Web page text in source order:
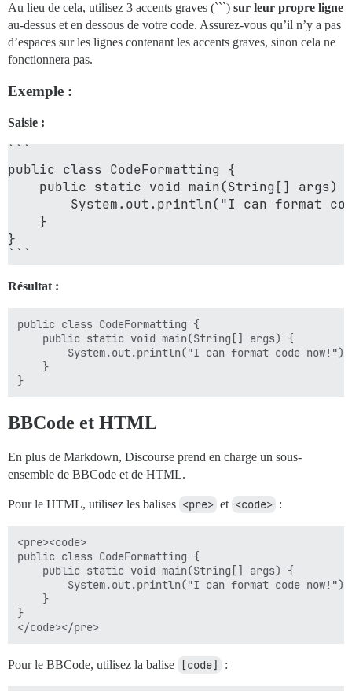
Au lieu de cela, utilisez 3 accents graves (```) sur leur propre ligne
au-dessus et en dessous de votre code. Assurez-vous qu’il n’y a pas
d’espaces sur les lignes contenant les accents graves, sinon cela ne
fonctionnera pas.
Exemple :
Saisie :
public class CodeFormatting {
public static void main(String[] args)
System.out.println("I can format
    }
}
Résultat :
public class CodeFormatting {
    public static void main(String[] args) {
        System.out.println("I can format code now!");
    }
BBCode et HTML
En plus de Markdown, Discourse prend en charge un sous-
ensemble de BBCode et de HTML.
Pour le HTML, utilisez les balises <pre> et <code> :
<pre><code>
public class CodeFormatting {
    public static void main(String[] args) {
        System.out.println("I can format code now!");
    }
}
Pour le BBCode, utilisez la balise [code] :